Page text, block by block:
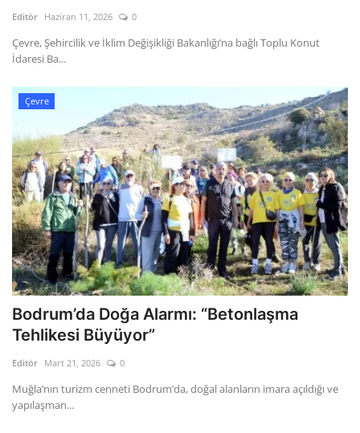
Gizlilik Politikası
Reklam ve İşbirliği
Bodrum Trafik Yoğunluk Haritası
Turizm
Siyaset
Bodrum Nöbetçi Eczaneler
Köşe Yazarları
Spor
Kültür Sanat Tarih
Sağlık
Editör Haziran 11, 2026 0
Çevre, Şehircilik ve İklim Değişikliği Bakanlığı’na bağlı Toplu Konut
İdaresi Ba...
Çevre
Bodrum’da Doğa Alarmı: “Betonlaşma
Tehlikesi Büyüyor”
Editör Mart 21, 2026 0
Muğla’nın turizm cenneti Bodrum’da, doğal alanların imara açıldığı ve
yapılaşman...